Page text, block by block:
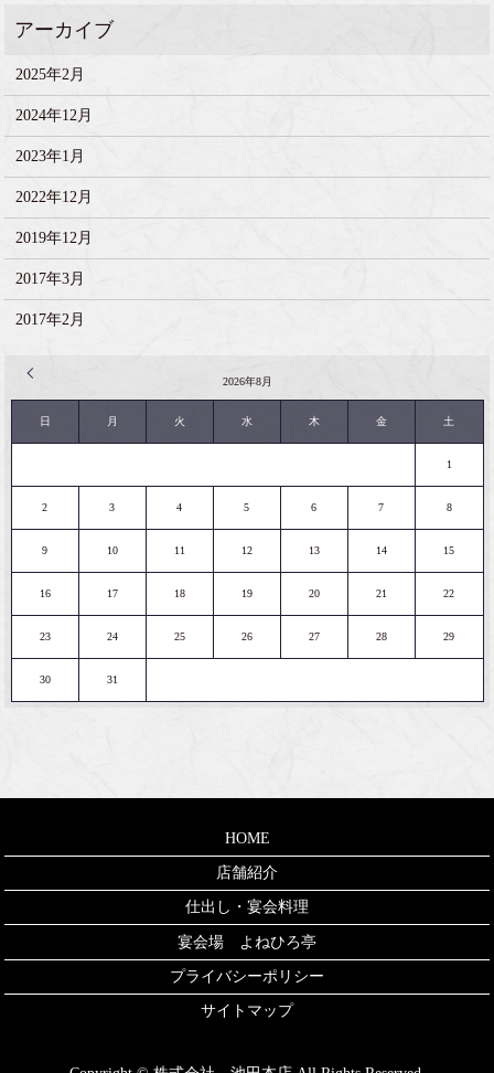
2025年2月
2024年12月
2023年1月
2022年12月
2019年12月
2017年3月
2017年2月
2026年8月
日 月 火 水 木 金 土
1
2 3 4 5 6 7 8
9 10 11 12 13 14 15
16 17 18 19 20 21 22
23 24 25 26 27 28 29
30 31
HOME
店舗紹介
仕出し・宴会料理
宴会場 よねひろ亭
プライバシーポリシー
サイトマップ